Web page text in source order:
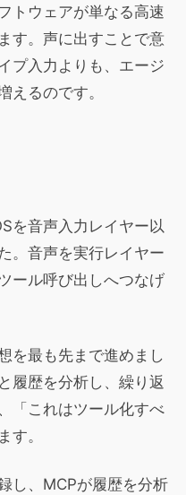
トウェアが単なる高速
す。声に出すことで意
プ入力よりも、エージ
えるのです。
を音声入力レイヤー以
。音声を実行レイヤー
ール呼び出しへつなげ
を最も先まで進めまし
履歴を分析し、繰り返
「これはツール化すべ
す。
し、MCPが履歴を分析